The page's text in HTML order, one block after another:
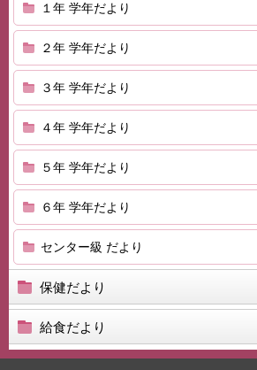
１年 学年だより
２年 学年だより
３年 学年だより
４年 学年だより
５年 学年だより
６年 学年だより
センター級 だより
保健だより
給食だより